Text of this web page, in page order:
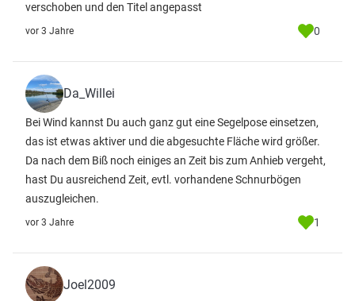
verschoben und den Titel angepasst
vor 3 Jahre 0
Da_Willei
Bei Wind kannst Du auch ganz gut eine Segelpose einsetzen,
das ist etwas aktiver und die abgesuchte Fläche wird größer.
Da nach dem Biß noch einiges an Zeit bis zum Anhieb vergeht,
hast Du ausreichend Zeit, evtl. vorhandene Schnurbögen
auszugleichen.
vor 3 Jahre 1
Joel2009